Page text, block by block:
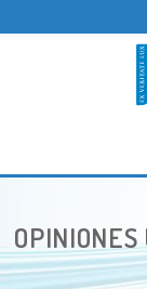
to
Opiniones
Bienvenido al